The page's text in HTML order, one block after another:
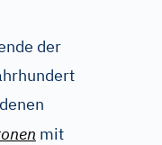
der
mit